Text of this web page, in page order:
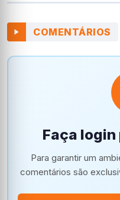
COMENTÁRIOS
Faça
Para garantir um
comentários são